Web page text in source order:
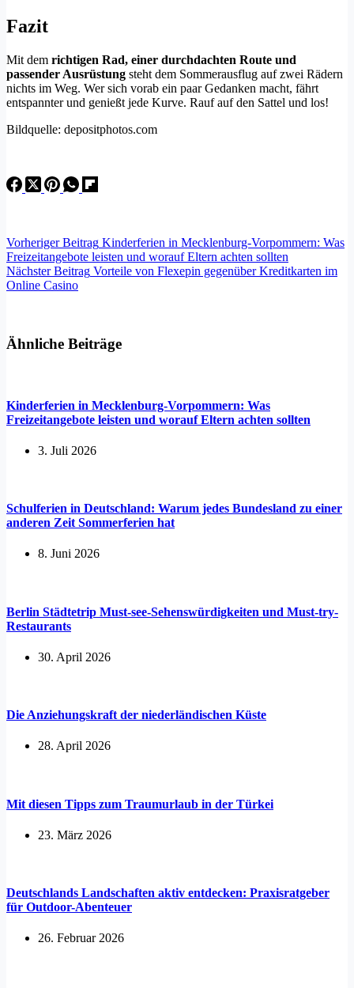
Fazit
Mit dem richtigen Rad, einer durchdachten Route und
passender Ausrüstung steht dem Sommerausflug auf zwei Rädern
nichts im Weg. Wer sich vorab ein paar Gedanken macht, fährt
entspannter und genießt jede Kurve. Rauf auf den Sattel und los!
Bildquelle: depositphotos.com
VorherigerBeitrag Kinderferien in Mecklenburg-Vorpommern: Was
Freizeitangebote leisten und worauf Eltern achten sollten
NächsterBeitrag Vorteile von Flexepin gegenüber Kreditkarten im
Online Casino
Ähnliche Beiträge
Kinderferien in Mecklenburg-Vorpommern: Was
Freizeitangebote leisten und worauf Eltern achten sollten
3. Juli 2026
Schulferien in Deutschland: Warum jedes Bundesland zu einer
anderen Zeit Sommerferien hat
8. Juni 2026
Berlin Städtetrip Must-see-Sehenswürdigkeiten und Must-try-
Restaurants
30. April 2026
Die Anziehungskraft der niederländischen Küste
28. April 2026
Mit diesen Tipps zum Traumurlaub in der Türkei
23. März 2026
Deutschlands Landschaften aktiv entdecken: Praxisratgeber
für Outdoor-Abenteuer
26. Februar 2026